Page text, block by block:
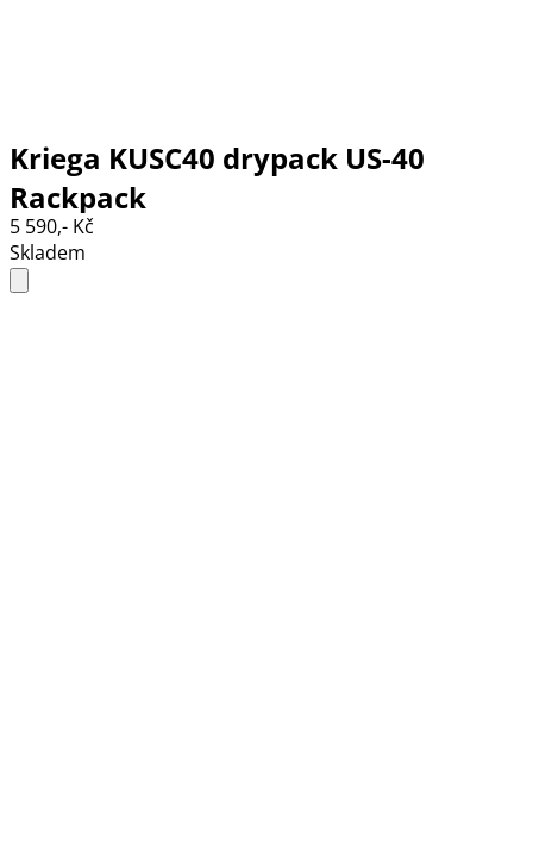
Kriega KUSC40 drypack US-40
Rackpack
5 590,- Kč
Skladem